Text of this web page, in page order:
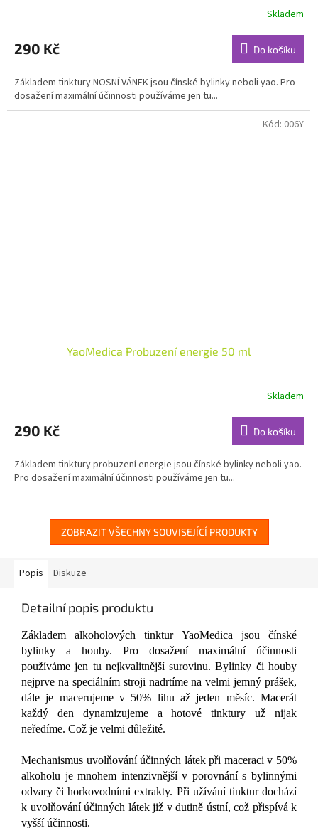
produktu
je
z
5
hvězdiček.
Skladem
290 Kč Do košíku
Základem tinktury NOSNÍ VÁNEK jsou čínské bylinky neboli yao. Pro
dosažení maximální účinnosti používáme jen tu...
YaoMedica Probuzení energie 50 ml
produktu
je
z
5
Skladem
290 Kč Do košíku
Základem tinktury probuzení energie jsou čínské bylinky neboli yao.
Pro dosažení maximální účinnosti používáme jen tu...
Kód: 006Y
ZOBRAZIT VŠECHNY SOUVISEJÍCÍ PRODUKTY
Popis Diskuze
Detailní popis produktu
Základem alkoholových tinktur YaoMedica jsou čínské
bylinky a houby. Pro dosažení maximální účinnosti
používáme jen tu nejkvalitnější surovinu. Bylinky či houby
nejprve na speciálním stroji nadrtíme na velmi jemný prášek,
dále je macerujeme v 50% lihu až jeden měsíc. Macerát
každý den dynamizujeme a hotové tinktury už nijak
neředíme. Což je velmi důležité.
Mechanismus uvolňování účinných látek při maceraci v 50%
alkoholu je mnohem intenzivnější v porovnání s bylinnými
odvary či horkovodními extrakty. Při užívání tinktur dochází
k uvolňování účinných látek již v dutině ústní, což přispívá k
vyšší účinnosti.